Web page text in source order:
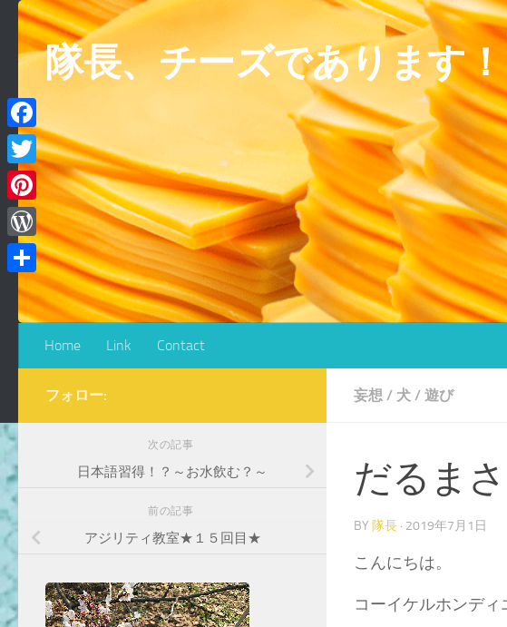
コンテンツへスキップ
隊長、チーズであります
Home Link Contact
妄想 / 犬 / 遊び
だるま
BY 隊長 · 2019年7月1日
こんにちは。
コーイケルホンディ
フォロー:
次の記事
日本語習得！？～お水飲む？～
前の記事
アジリティ教室★１５回目★
Facebook
Twitter
Pinterest
WordPress
共
有